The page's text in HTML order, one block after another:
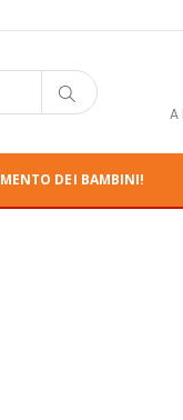
A
DEI BAMBINI!